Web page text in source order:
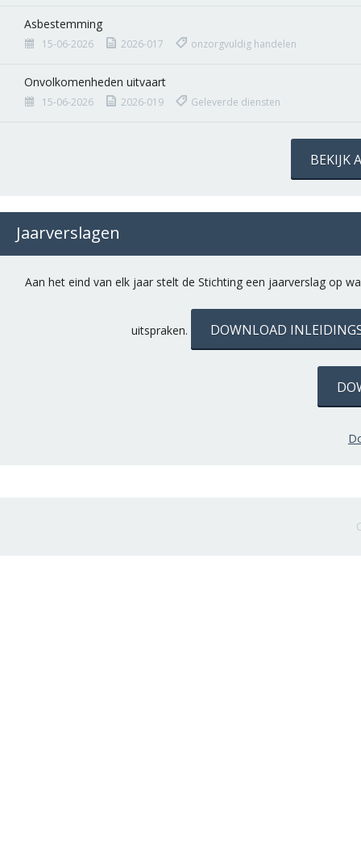
Asbestemming
15-06-2026 2026-017 onzorgvuldig handelen
Onvolkomenheden uitvaart
15-06-2026 2026-019 Geleverde diensten
BEKIJK
Jaarverslagen
Aan het eind van elk jaar stelt de Stichting een jaarverslag op
uitspraken. DOWNLOAD